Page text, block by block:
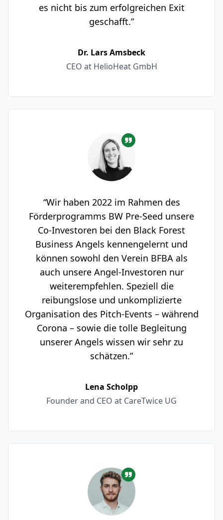
es nicht bis zum erfolgreichen Exit
geschafft.”
Dr. Lars Amsbeck
CEO at HelioHeat GmbH
“Wir haben 2022 im Rahmen des
Förderprogramms BW Pre-Seed unsere
Co-Investoren bei den Black Forest
Business Angels kennengelernt und
können sowohl den Verein BFBA als
auch unsere Angel-Investoren nur
weiterempfehlen. Speziell die
reibungslose und unkomplizierte
Organisation des Pitch-Events – während
Corona – sowie die tolle Begleitung
unserer Angels wissen wir sehr zu
schätzen.”
Lena Scholpp
Founder and CEO at CareTwice UG